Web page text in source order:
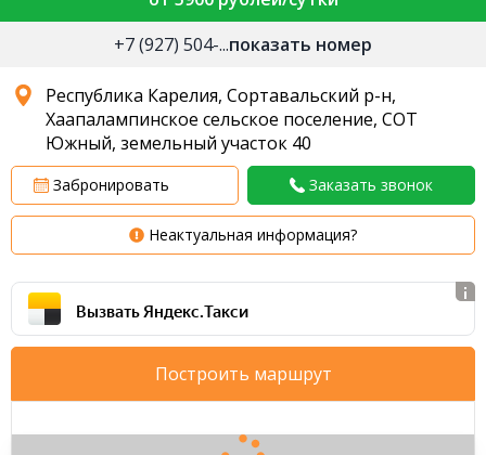
+7 (927) 504-...показать номер
Республика Карелия, Сортавальский р-н,
Хаапалампинское сельское поселение, СОТ
Южный, земельный участок 40
Забронировать Заказать звонок
Неактуальная информация?
Вызвать Яндекс.Такси
Построить маршрут